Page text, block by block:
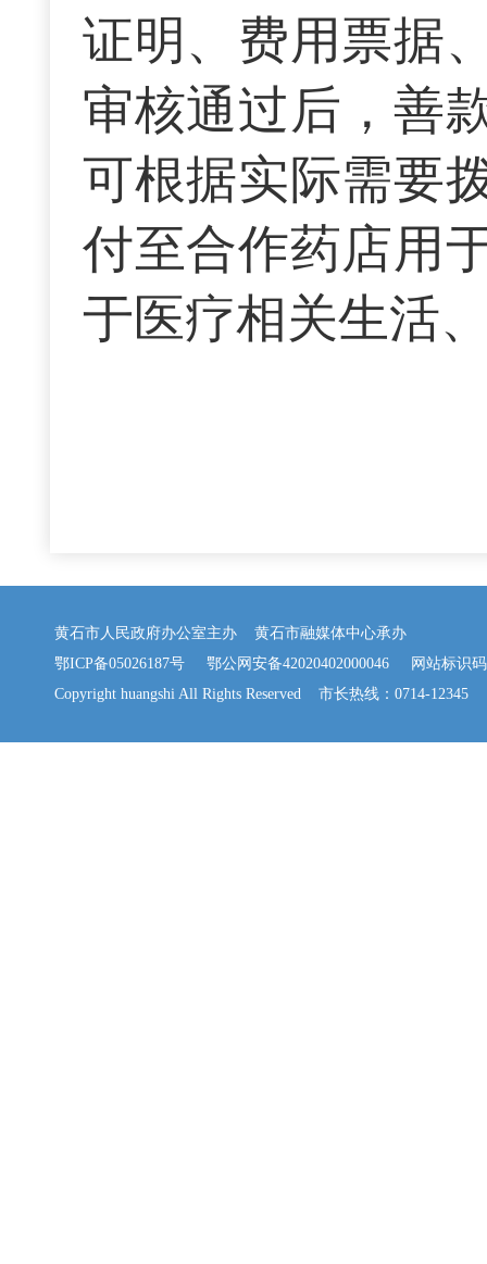
证明、费用票据
审核通过后，善
可根据实际需要
付至合作药店用
于医疗相关生活
黄石市人民政府办公室主办 黄石市融媒体中心承办
鄂ICP备05026187号
鄂公网安备42020402000046 网站标识码
Copyright huangshi All Rights Reserved 市长热线：0714-12345